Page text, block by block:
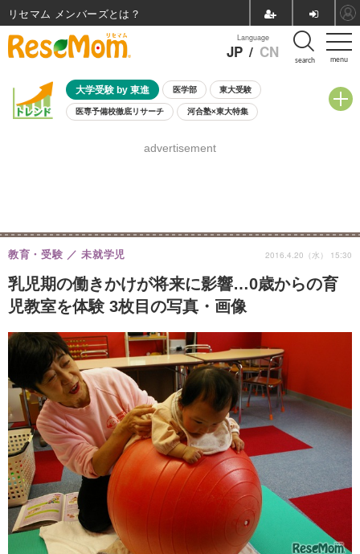
menu
Language
JP / CN search
大学受験 by 東進 医学部 東大受験
医専予備校徹底リサーチ 河合塾×東大特集
8月開催学校説明会・相談会
advertisement
乳児期の働きかけが将来に影響…0歳からの育
児教室を体験 3枚目の写真・画像
教育・受験 未就学児 2016.4.20（水） 15:30
リセマム メンバーズ